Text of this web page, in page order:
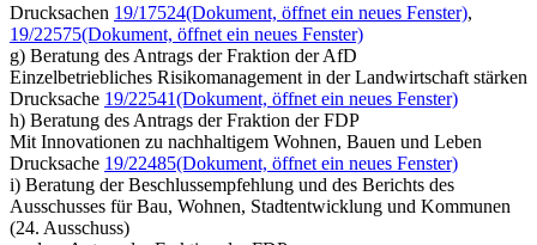
Drucksachen 19/17524(Dokument, öffnet ein neues Fenster),
19/22575(Dokument, öffnet ein neues Fenster)
g) Beratung des Antrags der Fraktion der AfD
Einzelbetriebliches Risikomanagement in der Landwirtschaft stärken
Drucksache 19/22541(Dokument, öffnet ein neues Fenster)
h) Beratung des Antrags der Fraktion der FDP
Mit Innovationen zu nachhaltigem Wohnen, Bauen und Leben
Drucksache 19/22485(Dokument, öffnet ein neues Fenster)
i) Beratung der Beschlussempfehlung und des Berichts des
Ausschusses für Bau, Wohnen, Stadtentwicklung und Kommunen
(24. Ausschuss)